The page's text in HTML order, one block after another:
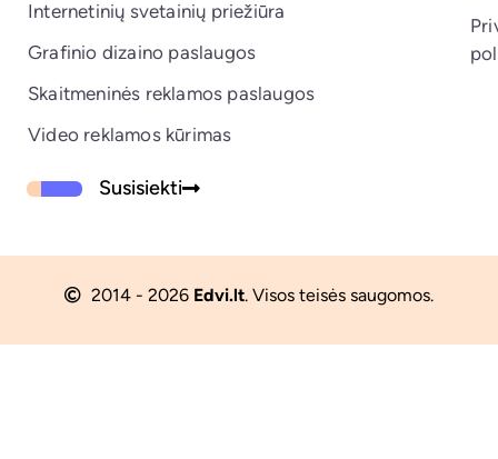
Internetinių svetainių priežiūra
Grafinio dizaino paslaugos
Skaitmeninės reklamos paslaugos
Video reklamos kūrimas
Susisiekti
2014 - 2026 Edvi.lt. Visos teisės saugomos.